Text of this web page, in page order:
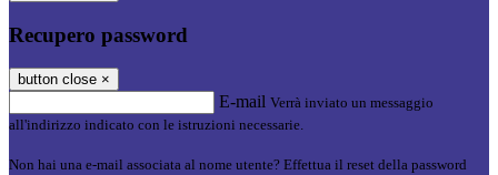
Recupero password
button close ×
E-mail Verrà inviato un messaggio
all'indirizzo indicato con le istruzioni necessarie.
Non hai una e-mail associata al nome utente? Effettua il reset della password